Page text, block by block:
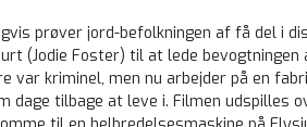
prøver jord-befolkningen af få del i
(Jodie Foster) til at lede
var kriminel, men nu arbejder på en
dage tilbage at leve i. Filmen udspilles